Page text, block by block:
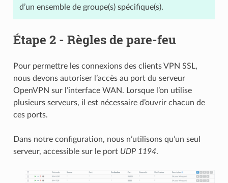
d’un ensemble de groupe(s) spécifique(s).
Étape 2 - Règles de pare-feu
Pour permettre les connexions des clients VPN SSL,
nous devons autoriser l’accès au port du serveur
OpenVPN sur l’interface WAN. Lorsque l’on utilise
plusieurs serveurs, il est nécessaire d’ouvrir chacun de
ces ports.
Dans notre configuration, nous n’utilisons qu’un seul
serveur, accessible sur le port UDP 1194.